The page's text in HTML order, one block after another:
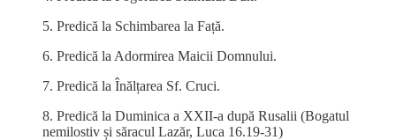
5. Predică la Schimbarea la Față.
6. Predică la Adormirea Maicii Domnului.
7. Predică la Înălțarea Sf. Cruci.
8. Predică la Duminica a XXII-a după Rusalii (Bogatul
nemilostiv și săracul Lazăr, Luca 16.19-31)